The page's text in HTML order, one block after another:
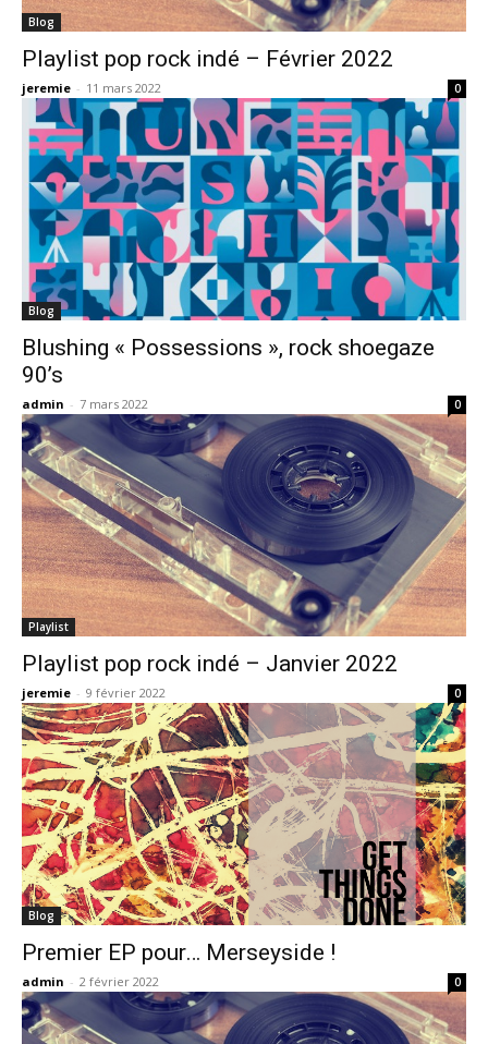
Blog
Playlist pop rock indé – Février 2022
jeremie - 11 mars 2022 0
Blog
Blushing « Possessions », rock shoegaze
90’s
admin - 7 mars 2022 0
Playlist
Playlist pop rock indé – Janvier 2022
jeremie - 9 février 2022 0
Blog
Premier EP pour… Merseyside !
admin - 2 février 2022 0